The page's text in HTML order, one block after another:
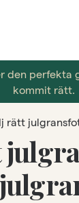
den perfekta
kommit rätt.
rätt